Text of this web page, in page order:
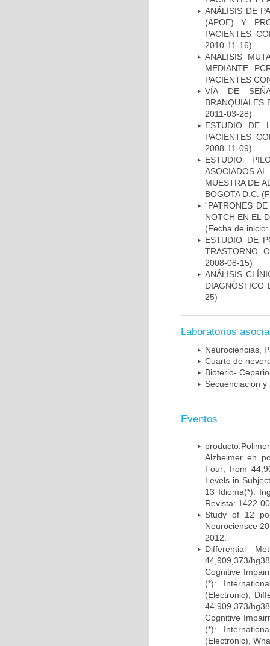
ANÁLISIS DE
(APOE) Y
PACIENTES
2010-11-16)
ANÁLISIS
MEDIANTE
PACIENTES
VÍA DE
BRANQUIALES
2011-03-28)
ESTUDIO DE
PACIENTES
2008-11-09)
ESTUDIO
ASOCIADOS
MUESTRA DE
BOGOTA D.C.
“PATRONES
NOTCH EN EL
(Fecha de
ESTUDIO DE
TRASTORNO
2008-08-15)
ANÁLISIS
DIAGNÓSTICO
25)
Laboratorios
Neurociencias,
Cuarto de
Bioterio-
Secuenciación
Eventos
Alzheimer en
Four; from
Levels in
13 Idioma(*):
Revista: 1422-
Study of 12
Neurociensce
2012.
Differential
44,909,373/
Cognitive
(*):
(Electronic);
44,909,373/
Cognitive
(*):
(Electronic),